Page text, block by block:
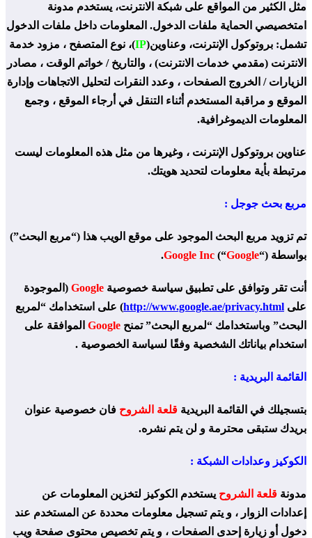
مثل الكثير من المواقع على شبكة الانترنت، يستخدم مدونة
امتخصيصي الحماية ملفات الدخول. المعلومات داخل ملفات الدخول
تشمل: بروتوكول الإنترنت، وعناوين(IP)، نوع المتصفح ، مزود خدمة
الانترنت (مقدمي خدمات الانترنت) ، والتاريخ / خواتم الوقت ، مصادر
الزيارات / الخروج الصفحات ، وعدد النقرات لتحليل الاتجاهات وإدارة
الموقع و مراقبة المستخدم أثناء التنقل في أرجاء الموقع ، وجمع
المعلومات الديموغرافية.
عناوين بروتوكول الإنترنت ، وغيرها من مثل هذه المعلومات ليست
مرتبطة بأية معلومات لتحديد هويتك.
مربع بحث جوجل :
تم تزويد مربع البحث الموجود على موقع الويب هذا (“مربع البحث”)
بواسطة
Google Inc (“Google“).
أنت تقر وتوافق على تطبيق سياسة خصوصية Google (الموجودة
على http://www.google.ae/privacy.html) على استخدامك “لمربع
البحث” وباستخدامك “لمربع البحث” تمنح Google الموافقة على
استخدام بياناتك الشخصية وفقًا لسياسة الخصوصية .
القائمة البريدية :
بتسجيلك في القائمة البريدية قلعة الشروح فان خصوصية عنوان
بريدك ستبقى محترمة و لن يتم نشره.
الكوكيز وعدادات الشبكة :
مدونة قلعة الشروح يستخدم الكوكيز لتخزين المعلومات عن
إعدادات الزوار ، و يتم تسجيل معلومات محددة عن المستخدم عند
دخول أو زيارة إحدى الصفحات ، و يتم تخصيص محتوى صفحة ويب